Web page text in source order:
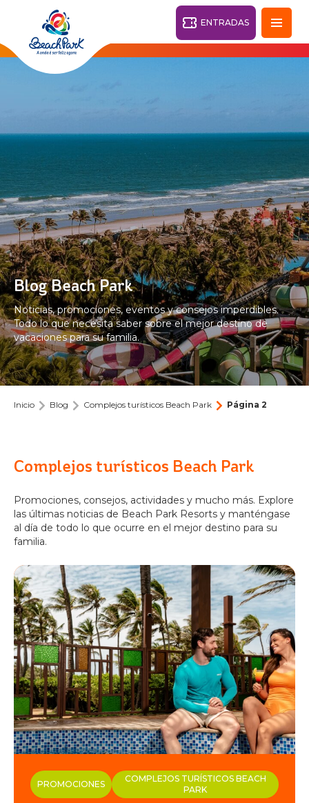
PARQUES
CENTROS TURÍSTICOS
VILA AZUL DO MAR
PLAYA
DESTINO
PARQUE DE LA PLAYA
Quiénes somos
Nuestra historia
Eventos
Portal de agentes
CLUB DE VACACIONES
TARJETA DE PLAYA
BLOG
PÓNGASE EN CONTACTO CON
Cómo llegar
Preguntas frecuentes
ENTRADAS
Tamaño del texto
Fortaleza - CE 28°
ENTRADAS
PARQUE
ACUÁTICO
PARQUE
ARVORAR
OHANA
BEACH
PARK
RESORT
ACQUA
BEACH
PARK
RESORT
RESORT
SUITES
DEL
BEACH
RESORT
BIENESTAR
BEACH
PARK
RESORT
Blog Beach Park
Noticias, promociones, eventos y consejos imperdibles.
Todo lo que necesita saber sobre el mejor destino de
vacaciones para su familia.
Inicio Blog Complejos turísticos Beach Park Página 2
Complejos turísticos Beach Park
Promociones, consejos, actividades y mucho más. Explore
las últimas noticias de Beach Park Resorts y manténgase
al día de todo lo que ocurre en el mejor destino para su
familia.
PROMOCIONES
COMPLEJOS TURÍSTICOS BEACH
PARK